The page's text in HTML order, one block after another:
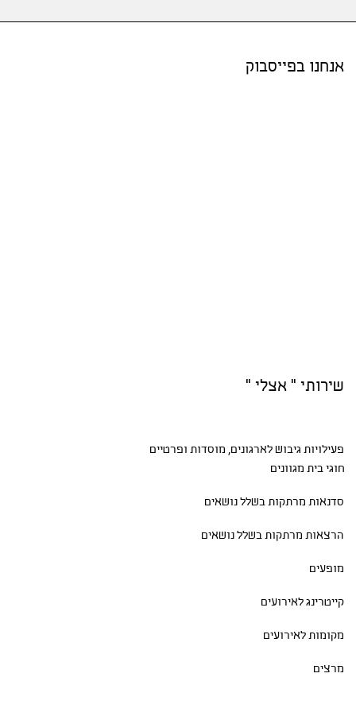
אנחנו בפייסבוק
שירותי " אצלי "
פעילויות גיבושלארגונים, מוסדות ופרטיים
חוגי בית מגוונים
סדנאות מרתקות בשלל נושאים
הרצאות מרתקות בשלל נושאים
מופעים
קייטרינג לאירועים
מקומות לאירועים
מרצים